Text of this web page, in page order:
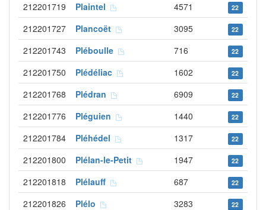
212201719 Plaintel 4571 22
212201727 Plancoët 3095 22
212201743 Pléboulle 716 22
212201750 Plédéliac 1602 22
212201768 Plédran 6909 22
212201776 Pléguien 1440 22
212201784 Pléhédel 1317 22
212201800 Plélan-le-Petit 1947 22
212201818 Plélauff 687 22
212201826 Plélo 3283 22